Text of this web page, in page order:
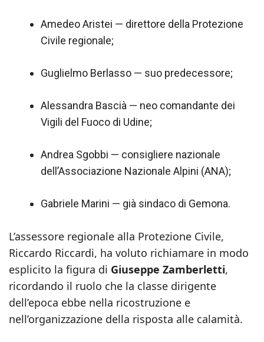
Amedeo Aristei — direttore della Protezione
Civile regionale;
Guglielmo Berlasso — suo predecessore;
Alessandra Bascià — neo comandante dei
Vigili del Fuoco di Udine;
Andrea Sgobbi — consigliere nazionale
dell’Associazione Nazionale Alpini (ANA);
Gabriele Marini — già sindaco di Gemona.
L’assessore regionale alla Protezione Civile,
Riccardo Riccardi, ha voluto richiamare in modo
esplicito la figura di Giuseppe Zamberletti,
ricordando il ruolo che la classe dirigente
dell’epoca ebbe nella ricostruzione e
nell’organizzazione della risposta alle calamità.